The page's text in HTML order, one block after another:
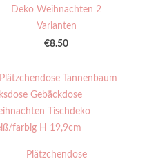
Deko Weihnachten 2
Varianten
€8.50
Plätzchendose